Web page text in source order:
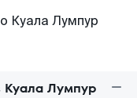
Лумпур